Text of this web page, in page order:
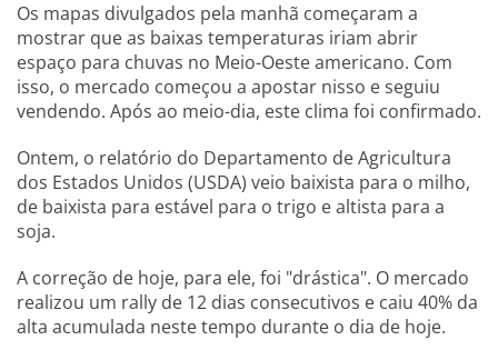
Os mapas divulgados pela manhã começaram a
mostrar que as baixas temperaturas iriam abrir
espaço para chuvas no Meio-Oeste americano. Com
isso, o mercado começou a apostar nisso e seguiu
vendendo. Após ao meio-dia, este clima foi confirmado.
Ontem, o relatório do Departamento de Agricultura
dos Estados Unidos (USDA) veio baixista para o milho,
de baixista para estável para o trigo e altista para a
soja.
A correção de hoje, para ele, foi "drástica". O mercado
realizou um rally de 12 dias consecutivos e caiu 40% da
alta acumulada neste tempo durante o dia de hoje.